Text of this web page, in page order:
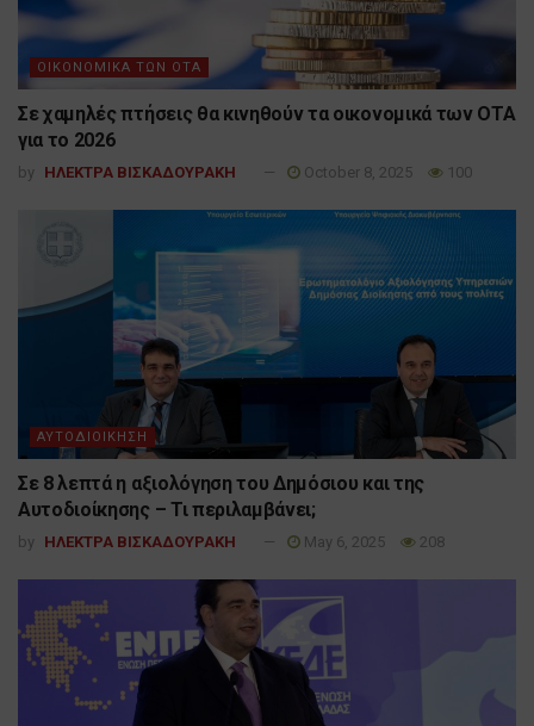
ΟΙΚΟΝΟΜΙΚΑ ΤΩΝ ΟΤΑ
Σε χαμηλές πτήσεις θα κινηθούν τα οικονομικά των ΟΤΑ
για το 2026
by ΗΛΕΚΤΡΑ ΒΙΣΚΑΔΟΥΡΑΚΗ October 8, 2025 100
ΑΥΤΟΔΙΟΙΚΗΣΗ
Σε 8 λεπτά η αξιολόγηση του Δημόσιου και της
Αυτοδιοίκησης – Τι περιλαμβάνει;
by ΗΛΕΚΤΡΑ ΒΙΣΚΑΔΟΥΡΑΚΗ May 6, 2025 208